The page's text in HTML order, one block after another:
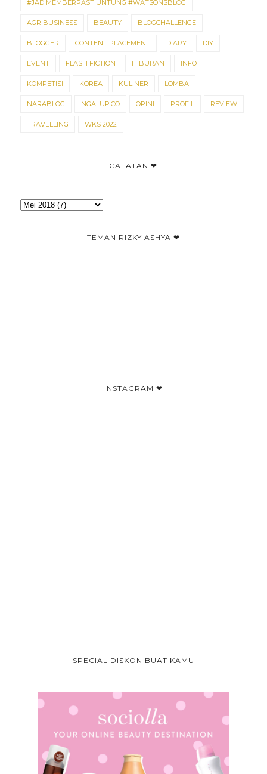
#JADIMEMBERPASTIUNTUNG #WATSONSBLOG
AGRIBUSINESS BEAUTY BLOGCHALLENGE
BLOGGER CONTENT PLACEMENT DIARY DIY
EVENT FLASH FICTION HIBURAN INFO
KOMPETISI KOREA KULINER LOMBA
NARABLOG NGALUP.CO OPINI PROFIL REVIEW
TRAVELLING WKS 2022
CATATAN ❤
TEMAN RIZKY ASHYA ❤
INSTAGRAM ❤
SPECIAL DISKON BUAT KAMU